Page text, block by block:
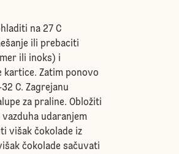
na 27 C
ili prebaciti
ili inoks) i
kartice. Zatim ponovo
C. Zagrejanu
za praline. Obložiti
udaranjem
višak čokolade iz
čokolade sačuvati